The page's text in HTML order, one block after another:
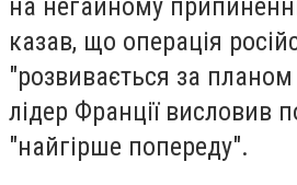
на негайному
казав, що операція
"розвивається за
лідер Франції висловив
"найгірше попереду".